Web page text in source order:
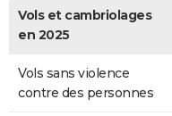
Vols et cambriolages
en 2025
Vols sans violence
contre des personnes